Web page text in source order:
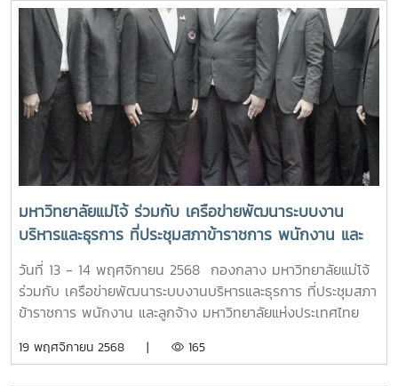
เลี้ยงโคนม ระหว่างกรมส่งเสริมสหกรณ์ และมหาวิทยาลัยชั้นนำ 6
แห่ง โดยได้รับเกียรติจาก นายนิรันดร์ มูลธิดา อธิบดีกรมส่ง
เสริมสหกรณ์ เป็นประธานในพิธี ในการนี้ นายณฤทธิ์ บุญชัย
รองอธิบดีกรมส่งเสริมสหกรณ์ นางสาวปรานอม จันทร์ใหม่ ผู้
เชี่ยวชาญ รักษาการในตำแหน่งผู้ทรงคุณวุฒิด้านการสหกรณ์
นายอนุรัตน์ เลื่อนลอย ผู้อำนวยการสำนักพัฒนาและถ่ายทอด
เทคโนโลยีการสหกรณ์ คณะผู้บริหารกรมส่งเสริมสหกรณ์ คณะผู้
บริหารมหาวิทยาลัยทั้ง 6 แห่ง และผู้มีเกียรติเข้าร่วมในพิธี ณ
ห้องประชุม ฝ. 301 ชั้น 3 อาคารฝึกอบรมส่วนกลาง สำนัก
พัฒนาและถ่ายทอดเทคโนโลยีการสหกรณ์ เขตดุสิต
กรุงเทพมหานครขอขอบคุณข่าวและภาพจาก : สำนักพัฒนาและ
ถ่ายทอดเทคโนโลยีการสหกรณ์
มหาวิทยาลัยแม่โจ้ ร่วมกับ เครือข่ายพัฒนาระบบงาน
บริหารและธุรการ ที่ประชุมสภาข้าราชการ พนักงาน และ
ลูกจ้าง มหาวิทยาลัยแห่งประเทศไทย จัดการประชุม
วิชาการเครือข่ายพัฒนาระบบงานบริหารและธุรการ ครั้งที่
13 หัวข้อ "Transforming Work with AI: Driving
Towards an Intelligent Future" “พลิกโฉมการทำงาน
ด้วย AI: ขับเคลื่อนสู่อนาคตอัจฉริยะ”
วันที่ 13 - 14 พฤศจิกายน 2568 กองกลาง มหาวิทยาลัยแม่โจ้
ร่วมกับ เครือข่ายพัฒนาระบบงานบริหารและธุรการ ที่ประชุมสภา
ข้าราชการ พนักงาน และลูกจ้าง มหาวิทยาลัยแห่งประเทศไทย
บริหารและธุรการ ครั้งที่ 13 หัวข้อ "Transforming Work with
19 พฤศจิกายน 2568 | 165